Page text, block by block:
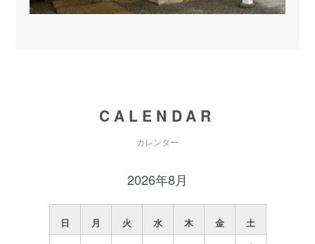
CALENDAR
カレンダー
2026年8月
日 月 火 水 木 金
土